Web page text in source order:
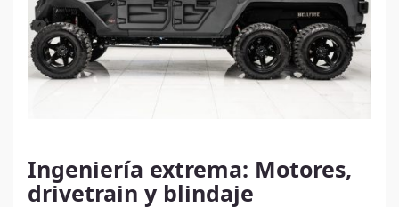
Ingeniería extrema: Motores,
drivetrain y blindaje